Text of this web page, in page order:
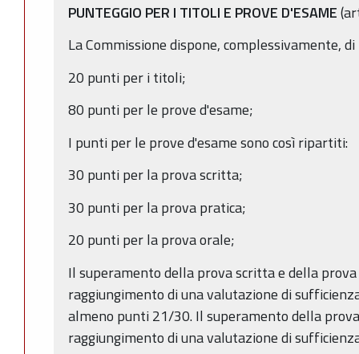
PUNTEGGIO PER I TITOLI E PROVE D'ESAME
La Commissione dispone, complessivamente,
20 punti per i titoli;
80 punti per le prove d'esame;
I punti per le prove d'esame sono così ripartiti:
30 punti per la prova scritta;
30 punti per la prova pratica;
20 punti per la prova orale;
Il superamento della prova scritta e della
raggiungimento di una valutazione di
almeno punti 21/30. Il superamento della
raggiungimento di una valutazione di